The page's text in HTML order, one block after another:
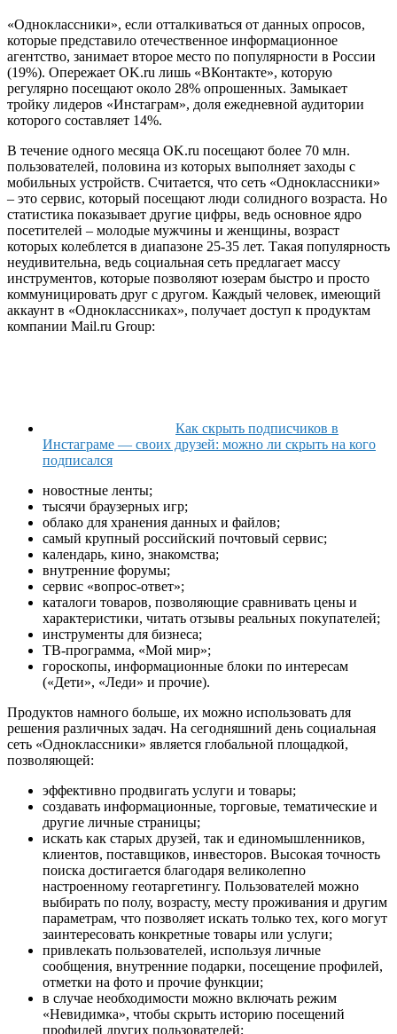
«Одноклассники», если отталкиваться от данных опросов,
которые представило отечественное информационное
агентство, занимает второе место по популярности в России
(19%). Опережает OK.ru лишь «ВКонтакте», которую
регулярно посещают около 28% опрошенных. Замыкает
тройку лидеров «Инстаграм», доля ежедневной аудитории
которого составляет 14%.
В течение одного месяца OK.ru посещают более 70 млн.
пользователей, половина из которых выполняет заходы с
мобильных устройств. Считается, что сеть «Одноклассники»
– это сервис, который посещают люди солидного возраста. Но
статистика показывает другие цифры, ведь основное ядро
посетителей – молодые мужчины и женщины, возраст
которых колеблется в диапазоне 25-35 лет. Такая популярность
неудивительна, ведь социальная сеть предлагает массу
инструментов, которые позволяют юзерам быстро и просто
коммуницировать друг с другом. Каждый человек, имеющий
аккаунт в «Одноклассниках», получает доступ к продуктам
компании Mail.ru Group:
Как скрыть подписчиков в
Инстаграме — своих друзей: можно ли скрыть на кого
подписался
новостные ленты;
тысячи браузерных игр;
облако для хранения данных и файлов;
самый крупный российский почтовый сервис;
календарь, кино, знакомства;
внутренние форумы;
сервис «вопрос-ответ»;
каталоги товаров, позволяющие сравнивать цены и
характеристики, читать отзывы реальных покупателей;
инструменты для бизнеса;
ТВ-программа, «Мой мир»;
гороскопы, информационные блоки по интересам
(«Дети», «Леди» и прочие).
Продуктов намного больше, их можно использовать для
решения различных задач. На сегодняшний день социальная
сеть «Одноклассники» является глобальной площадкой,
позволяющей:
эффективно продвигать услуги и товары;
создавать информационные, торговые, тематические и
другие личные страницы;
искать как старых друзей, так и единомышленников,
клиентов, поставщиков, инвесторов. Высокая точность
поиска достигается благодаря великолепно
настроенному геотаргетингу. Пользователей можно
выбирать по полу, возрасту, месту проживания и другим
параметрам, что позволяет искать только тех, кого могут
заинтересовать конкретные товары или услуги;
привлекать пользователей, используя личные
сообщения, внутренние подарки, посещение профилей,
отметки на фото и прочие функции;
в случае необходимости можно включать режим
«Невидимка», чтобы скрыть историю посещений
профилей других пользователей;